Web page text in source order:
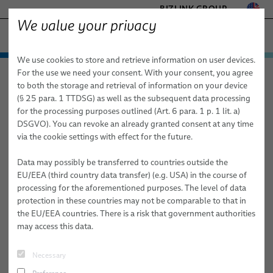
BIZLINK GROUP
- ENGINEERED SOLUTIONS
HEALTHCARE
MARINE
MOBILITY
SEMICONDUCTOR TECHNOLOGY
SILICONE CABLE SOLUTIONS
Продукция и услуги
Технология приводов
FieldLink® Кабели
Кабельные сборки
Услуги
Робототехника
Системы Dresspack
Кабели
Сборка кабелей для робототехники
Шланги
Услуги робототехники
Готовые к интеграции роботы & комплектование
Обслуживание систем Dresspack
Программирование роботов и ПЛК, автономное
программирование
Применение
Автоматизация и приводы
Робототехника
Медицинская робототехника
Новости
Сеть сбыта
О КОМПАНИИ
Качество
Исследования и разработки
публикации
АВТОМАТИЗАЦИЯ ПРОИЗВОДСТВА & Машины Новости статья
09.11.2023
Новый кабель Ethernet-APL от
BizLink: универсальное решение
для автоматизации процессов
Новые решения для подключения, которые не только
соответствуют стандарту APL, но и квалифицированы по
стандарту Single Pair Ethernet и установленному стандарту
We value your privacy
We use cookies to store and retrieve information on user devices.
For the use we need your consent. With your consent, you agree
to both the storage and retrieval of information on your device
(§ 25 para. 1 TTDSG) as well as the subsequent data processing
for the processing purposes outlined (Art. 6 para. 1 p. 1 lit. a)
DSGVO). You can revoke an already granted consent at any time
via the cookie settings with effect for the future.
Data may possibly be transferred to countries outside the
EU/EEA (third country data transfer) (e.g. USA) in the course of
processing for the aforementioned purposes. The level of data
protection in these countries may not be comparable to that in
the EU/EEA countries. There is a risk that government authorities
may access this data.
Necessary